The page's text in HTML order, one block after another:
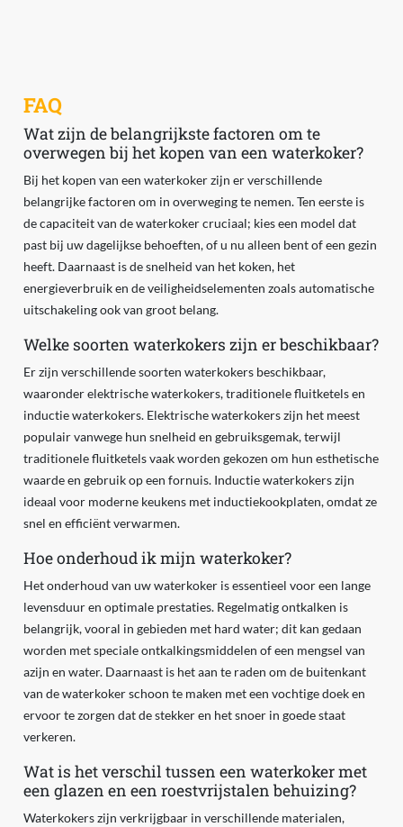
FAQ
Wat zijn de belangrijkste factoren om te
overwegen bij het kopen van een waterkoker?
Bij het kopen van een waterkoker zijn er verschillende
belangrijke factoren om in overweging te nemen. Ten eerste is
de capaciteit van de waterkoker cruciaal; kies een model dat
past bij uw dagelijkse behoeften, of u nu alleen bent of een gezin
heeft. Daarnaast is de snelheid van het koken, het
energieverbruik en de veiligheidselementen zoals automatische
uitschakeling ook van groot belang.
Welke soorten waterkokers zijn er beschikbaar?
Er zijn verschillende soorten waterkokers beschikbaar,
waaronder elektrische waterkokers, traditionele fluitketels en
inductie waterkokers. Elektrische waterkokers zijn het meest
populair vanwege hun snelheid en gebruiksgemak, terwijl
traditionele fluitketels vaak worden gekozen om hun esthetische
waarde en gebruik op een fornuis. Inductie waterkokers zijn
ideaal voor moderne keukens met inductiekookplaten, omdat ze
snel en efficiënt verwarmen.
Hoe onderhoud ik mijn waterkoker?
Het onderhoud van uw waterkoker is essentieel voor een lange
levensduur en optimale prestaties. Regelmatig ontkalken is
belangrijk, vooral in gebieden met hard water; dit kan gedaan
worden met speciale ontkalkingsmiddelen of een mengsel van
azijn en water. Daarnaast is het aan te raden om de buitenkant
van de waterkoker schoon te maken met een vochtige doek en
ervoor te zorgen dat de stekker en het snoer in goede staat
verkeren.
Wat is het verschil tussen een waterkoker met
een glazen en een roestvrijstalen behuizing?
Waterkokers zijn verkrijgbaar in verschillende materialen,